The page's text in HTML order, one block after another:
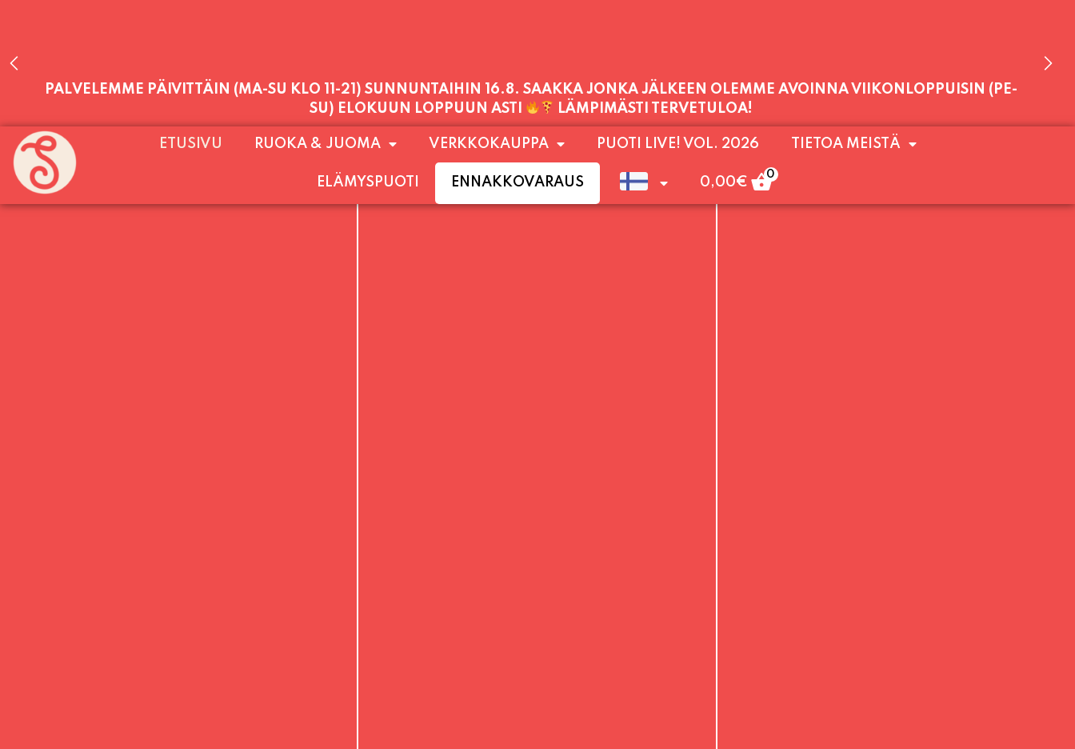
PALVELEMME PÄIVITTÄIN (MA-SU KLO 11-21) SUNNUNTAIHIN 16.8. SAAKKA JONKA JÄLKEEN OLEMME AVOINNA VIIKONLOPPUISIN (PE-
SU) ELOKUUN LOPPUUN ASTI
LÄMPIMÄSTI TERVETULOA!
PALVELEMME TÄNÄÄN:
TORSTAI11:00 - 21:00
ETUSIVU RUOKA & JUOMA VERKKOKAUPPA PUOTI LIVE! VOL. 2026 TIETOA MEISTÄ
ELÄMYSPUOTI ENNAKKOVARAUS 0,00€
0